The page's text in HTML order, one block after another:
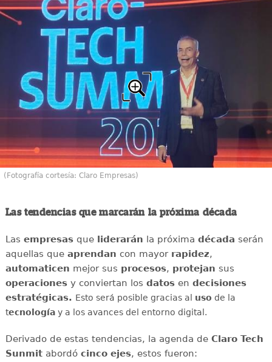
(Fotografía cortesía: Claro Empresas)
Las tendencias que marcarán la próxima década
Las empresasqueliderarán la próxima década serán
aquellas queaprendan con mayor rapidez,
automaticen mejor sus procesos, protejan sus
operacionesy conviertan los datosen decisiones
estratégicas. Esto será posible gracias al uso de la
tecnologíay a los avances del entorno digital.
Derivado de estas tendencias, la agenda de Claro Tech
Sunmitabordó cinco ejes, estos fueron: